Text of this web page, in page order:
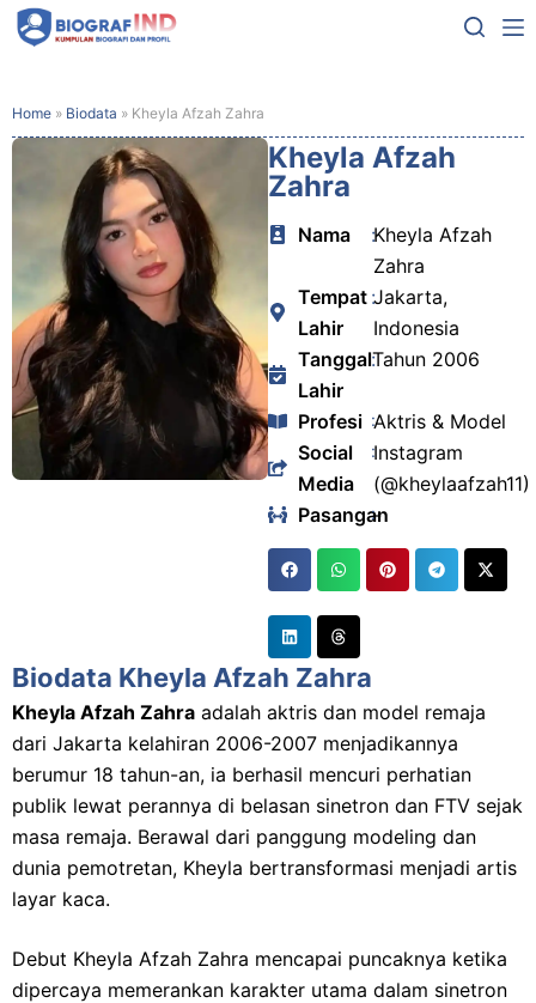
Home » Biodata » Kheyla Afzah Zahra
Kheyla Afzah
Zahra
Nama :Kheyla Afzah
Zahra
Tempat
Lahir
:Jakarta,
Indonesia
Tanggal
Lahir
:Tahun 2006
Profesi :Aktris & Model
Social
Media
:Instagram
(@kheylaafzah11)
Pasangan
:-
Biodata Kheyla Afzah Zahra
Kheyla Afzah Zahra adalah aktris dan model remaja
dari Jakarta kelahiran 2006-2007 menjadikannya
berumur 18 tahun-an, ia berhasil mencuri perhatian
publik lewat perannya di belasan sinetron dan FTV sejak
masa remaja. Berawal dari panggung modeling dan
dunia pemotretan, Kheyla bertransformasi menjadi artis
layar kaca.
Debut Kheyla Afzah Zahra mencapai puncaknya ketika
dipercaya memerankan karakter utama dalam sinetron